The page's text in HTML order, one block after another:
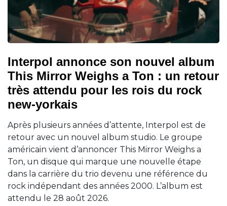
Interpol annonce son nouvel album
This Mirror Weighs a Ton : un retour
très attendu pour les rois du rock
new-yorkais
Après plusieurs années d’attente, Interpol est de
retour avec un nouvel album studio. Le groupe
américain vient d’annoncer This Mirror Weighs a
Ton, un disque qui marque une nouvelle étape
dans la carrière du trio devenu une référence du
rock indépendant des années 2000. L’album est
attendu le 28 août 2026.